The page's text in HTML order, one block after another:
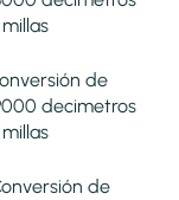
de
decimetros
de